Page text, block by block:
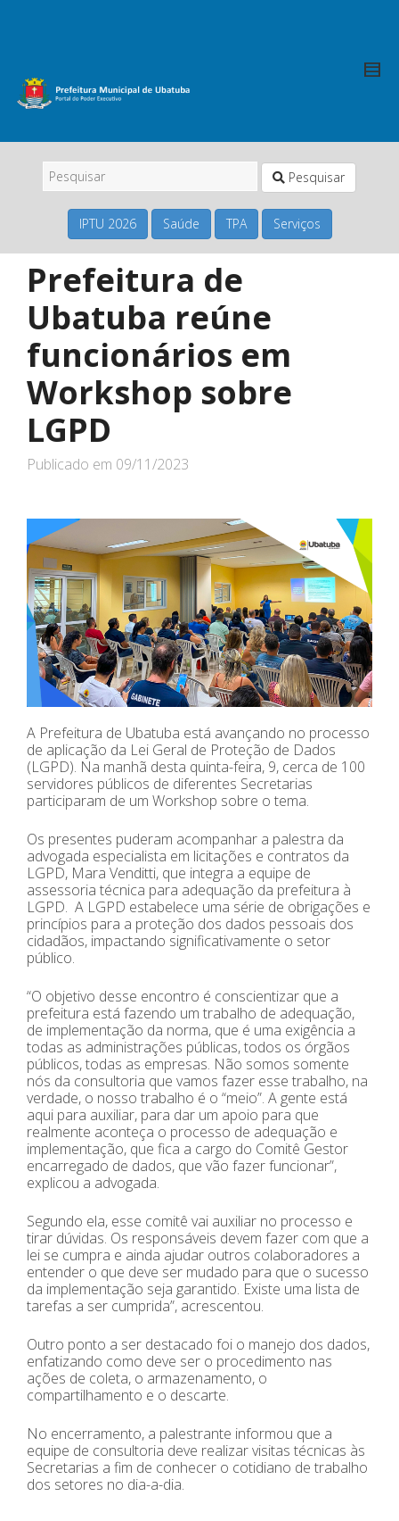
Pesquisar
IPTU 2026 Saúde TPA Serviços
Prefeitura de
Ubatuba reúne
funcionários em
Workshop sobre
LGPD
Publicado em 09/11/2023
A Prefeitura de Ubatuba está avançando no processo
de aplicação da Lei Geral de Proteção de Dados
(LGPD). Na manhã desta quinta-feira, 9, cerca de 100
servidores públicos de diferentes Secretarias
participaram de um Workshop sobre o tema.
Os presentes puderam acompanhar a palestra da
advogada especialista em licitações e contratos da
LGPD, Mara Venditti, que integra a equipe de
assessoria técnica para adequação da prefeitura à
LGPD. A LGPD estabelece uma série de obrigações e
princípios para a proteção dos dados pessoais dos
cidadãos, impactando significativamente o setor
público.
“O objetivo desse encontro é conscientizar que a
prefeitura está fazendo um trabalho de adequação,
de implementação da norma, que é uma exigência a
todas as administrações públicas, todos os órgãos
públicos, todas as empresas. Não somos somente
nós da consultoria que vamos fazer esse trabalho, na
verdade, o nosso trabalho é o “meio”. A gente está
aqui para auxiliar, para dar um apoio para que
realmente aconteça o processo de adequação e
implementação, que fica a cargo do Comitê Gestor
encarregado de dados, que vão fazer funcionar”,
explicou a advogada.
Segundo ela, esse comitê vai auxiliar no processo e
tirar dúvidas. Os responsáveis devem fazer com que a
lei se cumpra e ainda ajudar outros colaboradores a
entender o que deve ser mudado para que o sucesso
da implementação seja garantido. Existe uma lista de
tarefas a ser cumprida”, acrescentou.
Outro ponto a ser destacado foi o manejo dos dados,
enfatizando como deve ser o procedimento nas
ações de coleta, o armazenamento, o
compartilhamento e o descarte.
No encerramento, a palestrante informou que a
equipe de consultoria deve realizar visitas técnicas às
Secretarias a fim de conhecer o cotidiano de trabalho
dos setores no dia-a-dia.